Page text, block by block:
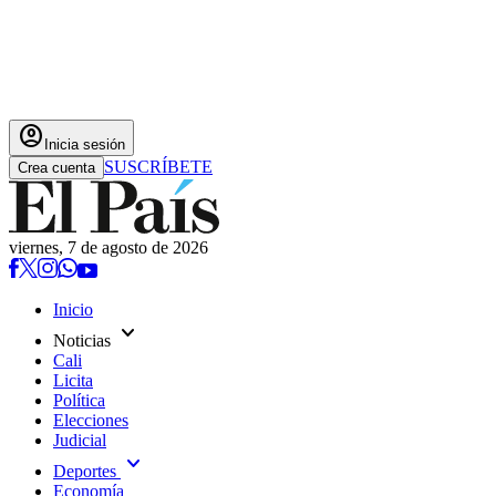
account_circle Inicia sesión
Crea cuenta SUSCRÍBETE
viernes, 7 de agosto de 2026
Inicio
Noticias expand_more
Cali
Licita
Política
Elecciones
Judicial
Deportes expand_more
Economía